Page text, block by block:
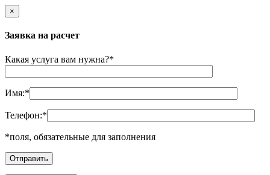
×
Заявка на расчет
Какая услуга вам нужна?*
Имя:*
Телефон:*
*поля, обязательные для заполнения